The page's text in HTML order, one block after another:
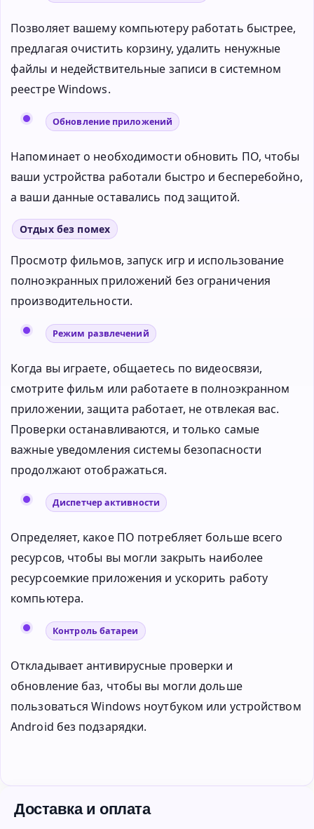
Позволяет вашему компьютеру работать быстрее,
предлагая очистить корзину, удалить ненужные
файлы и недействительные записи в системном
реестре Windows.
Обновление приложений
Напоминает о необходимости обновить ПО, чтобы
ваши устройства работали быстро и бесперебойно,
а ваши данные оставались под защитой.
Отдых без помех
Просмотр фильмов, запуск игр и использование
полноэкранных приложений без ограничения
производительности.
Режим развлечений
Когда вы играете, общаетесь по видеосвязи,
смотрите фильм или работаете в полноэкранном
приложении, защита работает, не отвлекая вас.
Проверки останавливаются, и только самые
важные уведомления системы безопасности
продолжают отображаться.
Диспетчер активности
Определяет, какое ПО потребляет больше всего
ресурсов, чтобы вы могли закрыть наиболее
ресурсоемкие приложения и ускорить работу
компьютера.
Контроль батареи
Откладывает антивирусные проверки и
обновление баз, чтобы вы могли дольше
пользоваться Windows ноутбуком или устройством
Android без подзарядки.
Доставка и оплата